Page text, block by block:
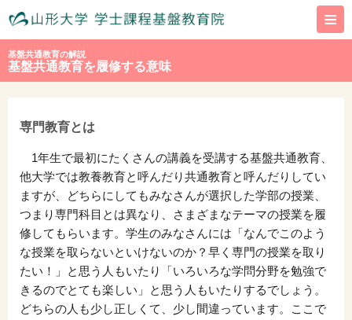
≡
基盤共通教育の解説
基盤共通教育を履修する意味
専門教育とは
1年生で最初にたくさんの講義を受講する基盤共通教育、
他大学では教養教育と呼んだり共通教育と呼んだりしてい
ますが、どちらにしてもみなさんが選択した学部の授業、
つまり専門科目とは異なり、さまざまなテーマの授業を履
修してもらいます。学生のみなさんには「なんでこのよう
な授業を取らないといけないのか？早く専門の授業を取り
たい！」と思う人もいたり「いろいろな学問分野を勉強で
きるのでとても楽しい」と思う人もいたりするでしょう。
どちらの人も少し正しくて、少し間違っています。ここで